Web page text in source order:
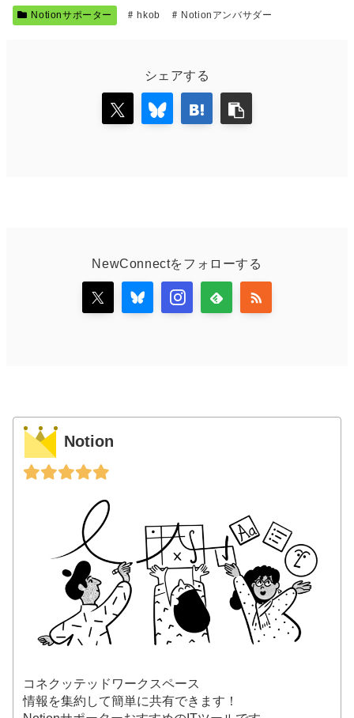
Notionサポーター hkob Notionアンバサダー
シェアする
NewConnectをフォローする
Notion
コネクッテッドワークスペース
情報を集約して簡単に共有できます！